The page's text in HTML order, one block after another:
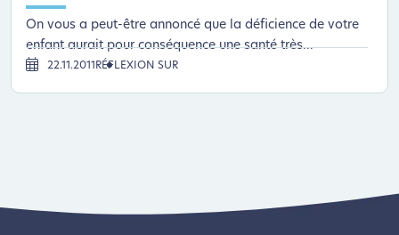
On vous a peut-être annoncé que la déficience de votre
enfant aurait pour conséquence une santé très...
22.11.2011 RÉFLEXION SUR